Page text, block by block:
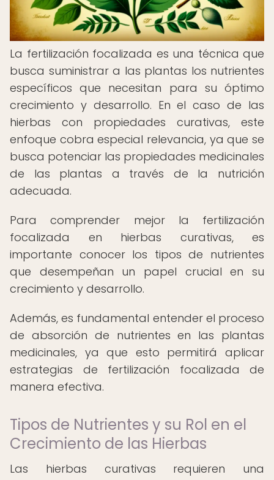
La fertilización focalizada es una técnica que
busca suministrar a las plantas los nutrientes
específicos que necesitan para su óptimo
crecimiento y desarrollo. En el caso de las
hierbas con propiedades curativas, este
enfoque cobra especial relevancia, ya que se
busca potenciar las propiedades medicinales
de las plantas a través de la nutrición
adecuada.
Para comprender mejor la fertilización
focalizada en hierbas curativas, es
importante conocer los tipos de nutrientes
que desempeñan un papel crucial en su
crecimiento y desarrollo.
Además, es fundamental entender el proceso
de absorción de nutrientes en las plantas
medicinales, ya que esto permitirá aplicar
estrategias de fertilización focalizada de
manera efectiva.
Tipos de Nutrientes y su Rol en el
Crecimiento de las Hierbas
Las hierbas curativas requieren una